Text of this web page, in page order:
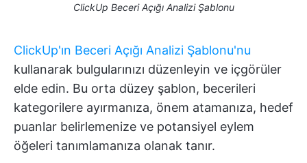
ClickUp Beceri Açığı Analizi Şablonu
ClickUp'ın Beceri Açığı Analizi Şablonu'nu
kullanarak bulgularınızı düzenleyin ve içgörüler
elde edin. Bu orta düzey şablon, becerileri
kategorilere ayırmanıza, önem atamanıza, hedef
puanlar belirlemenize ve potansiyel eylem
öğeleri tanımlamanıza olanak tanır.